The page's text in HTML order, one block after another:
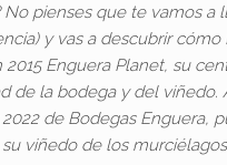
pienses que te vamos a
y vas a descubrir
Enguera Planet, su
de la bodega y del
de Bodegas Enguera,
viñedo de los